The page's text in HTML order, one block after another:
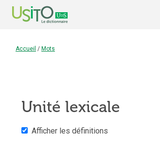
Accueil / Mots
Unité lexicale
Afficher les définitions